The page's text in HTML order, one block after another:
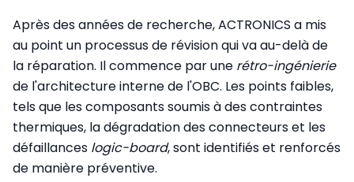
Après des années de recherche, ACTRONICS a mis
au point un processus de révision qui va au-delà de
la réparation. Il commence par une rétro-ingénierie
de l'architecture interne de l'OBC. Les points faibles,
tels que les composants soumis à des contraintes
thermiques, la dégradation des connecteurs et les
défaillances logic-board, sont identifiés et renforcés
de manière préventive.